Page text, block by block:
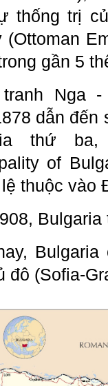
thống trị
(Ottoman
gần 5
tranh Nga
dẫn đến
thứ ba,
of
lệ thuộc vào
đô (Sofia-